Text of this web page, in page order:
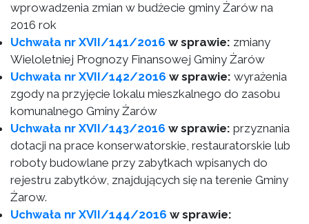
wprowadzenia zmian w budżecie gminy Żarów na
2016 rok
Uchwała nr XVII/141/2016 w sprawie: zmiany
Wieloletniej Prognozy Finansowej Gminy Żarów
Uchwała nr XVII/142/2016 w sprawie: wyrażenia
zgody na przyjęcie lokalu mieszkalnego do zasobu
komunalnego Gminy Żarów
Uchwała nr XVII/143/2016 w sprawie: przyznania
dotacji na prace konserwatorskie, restauratorskie lub
roboty budowlane przy zabytkach wpisanych do
rejestru zabytków, znajdujących się na terenie Gminy
Żarow.
Uchwała nr XVII/144/2016 w sprawie: